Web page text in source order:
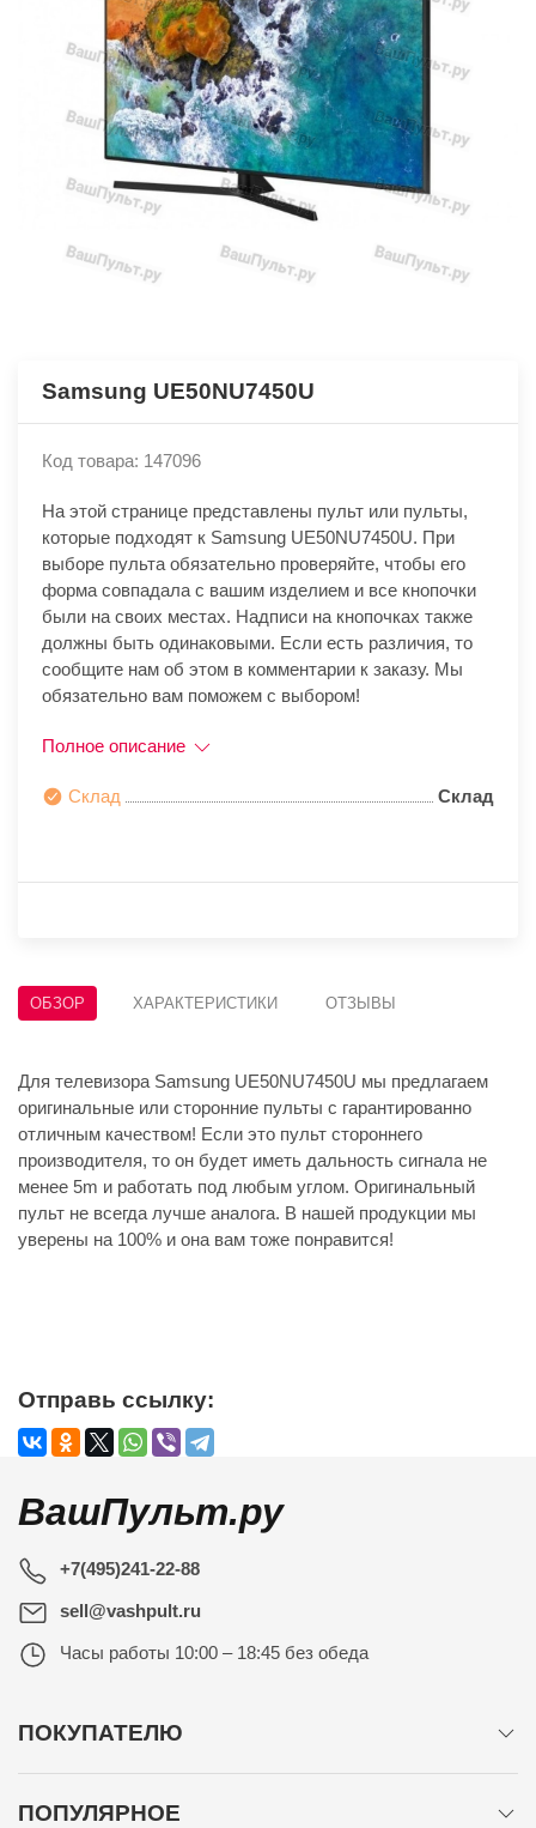
Samsung UE50NU7450U
Код товара: 147096
На этой странице представлены пульт или пульты,
которые подходят к Samsung UE50NU7450U. При
выборе пульта обязательно проверяйте, чтобы его
форма совпадала с вашим изделием и все кнопочки
были на своих местах. Надписи на кнопочках также
должны быть одинаковыми. Если есть различия, то
сообщите нам об этом в комментарии к заказу. Мы
обязательно вам поможем с выбором!
Полное описание
Склад Склад
ОБЗОР ХАРАКТЕРИСТИКИ ОТЗЫВЫ
Для телевизора Samsung UE50NU7450U мы предлагаем
оригинальные или сторонние пульты с гарантированно
отличным качеством! Если это пульт стороннего
производителя, то он будет иметь дальность сигнала не
менее 5m и работать под любым углом. Оригинальный
пульт не всегда лучше аналога. В нашей продукции мы
уверены на 100% и она вам тоже понравится!
Отправь ссылку:
ВашПульт.ру
+7(495)241-22-88
sell@vashpult.ru
Часы работы 10:00 – 18:45 без обеда
ПОКУПАТЕЛЮ
ПОПУЛЯРНОЕ